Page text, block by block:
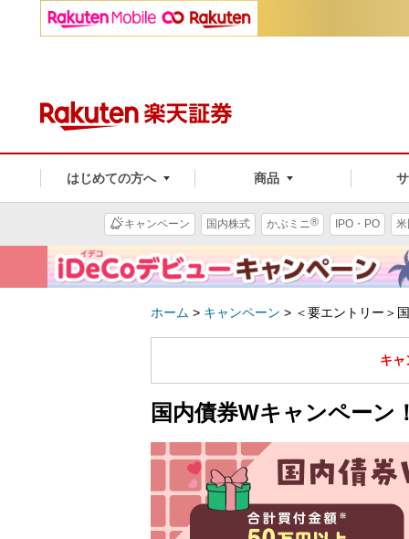
はじめての方へ 商品
キャンペーン 国内株式 かぶミニ® IPO・PO
ホーム > キャンペーン > ＜要エントリー＞
キャ
国内債券Wキャンペーン